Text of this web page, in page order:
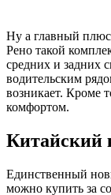
Ну а главный плюс
Рено такой
средних и задних
водительским
возникает. Кроме
комфортом.
Китайский
Единственный
можно купить за